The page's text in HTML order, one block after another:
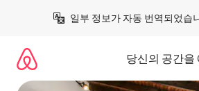
일부 정보가 자동 번역되었습
당신의 공간을